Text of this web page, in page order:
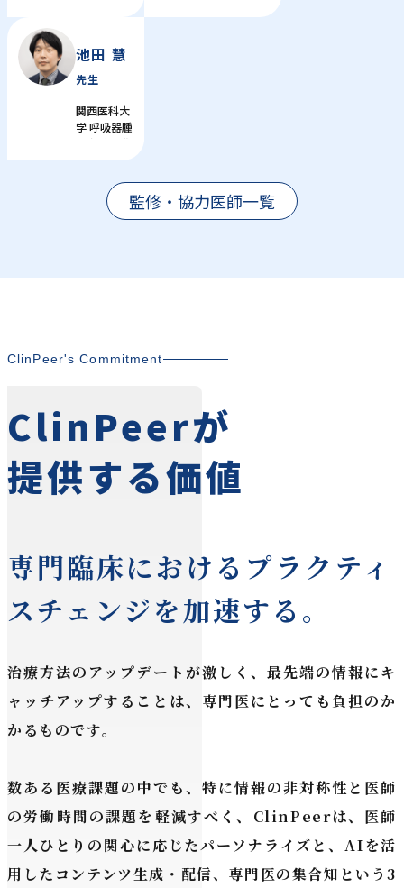
学療法ユニ
ット長
池田 慧
先生
関西医科大
学 呼吸器腫
瘍内科学講
監修・協力医師一覧
ClinPeer's Commitment
ClinPeerが
提供する価値
専門臨床におけるプラクティ
スチェンジを加速する。
治療方法のアップデートが激しく、最先端の情報にキ
ャッチアップすることは、専門医にとっても負担のか
かるものです。
数ある医療課題の中でも、特に情報の非対称性と医師
の労働時間の課題を軽減すべく、ClinPeerは、医師
一人ひとりの関心に応じたパーソナライズと、AIを活
用したコンテンツ生成・配信、専門医の集合知という3